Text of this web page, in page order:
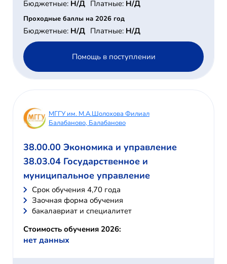
Бюджетные: Н/Д Платные: Н/Д
Проходные баллы на 2026 год
Бюджетные: Н/Д Платные: Н/Д
Помощь в поступлении
МГГУ им. М.А.Шолохова Филиал
Балабаново, Балабаново
38.00.00 Экономика и управление
38.03.04 Государственное и
муниципальное управление
Cрок обучения 4,70 года
Заочная форма обучения
бакалавриат и специалитет
Стоимость обучения 2026:
нет данных